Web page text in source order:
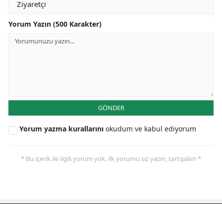
Yorum Yazın (500 Karakter)
GÖNDER
Yorum yazma kurallarını okudum ve kabul ediyorum
* Bu içerik ile ilgili yorum yok, ilk yorumu siz yazın, tartışalım *